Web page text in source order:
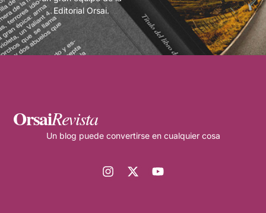
Editorial Orsai.
OrsaiRevista
Un blog puede convertirse en cualquier cosa